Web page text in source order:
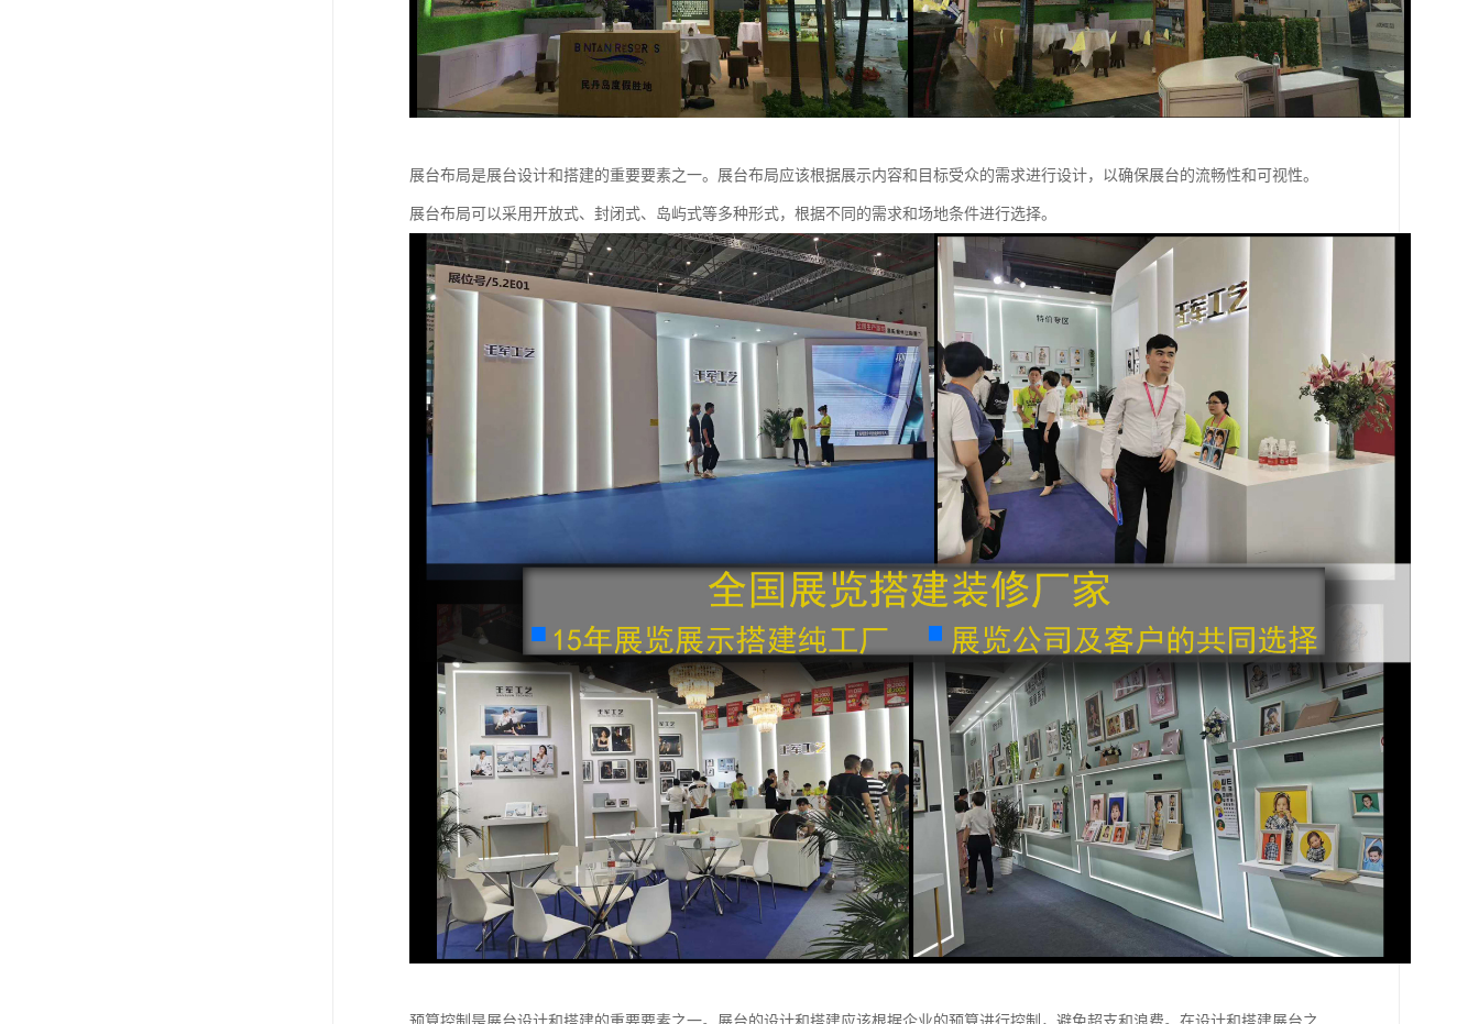
展台布局是展台设计和搭建的重要要素之一。展台布局应该根据展示内容和目标受众的需求进行设计，以确保展台的流畅性和可视性。
展台布局可以采用开放式、封闭式、岛屿式等多种形式，根据不同的需求和场地条件进行选择。